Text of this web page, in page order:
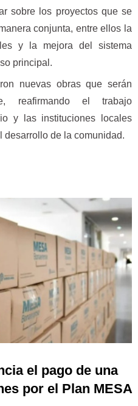
sobre los proyectos que se
conjunta, entre ellos la
y la mejora del sistema
principal.
nuevas obras que serán
reafirmando el trabajo
y las instituciones locales
desarrollo de la comunidad.
el pago de una
por el Plan MESA